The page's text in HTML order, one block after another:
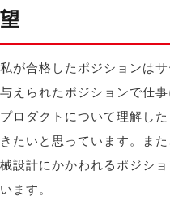
望
私が合格したポジションは
与えられたポジションで仕
プロダクトについて理解し
きたいと思っています。ま
械設計にかかわれるポジシ
います。